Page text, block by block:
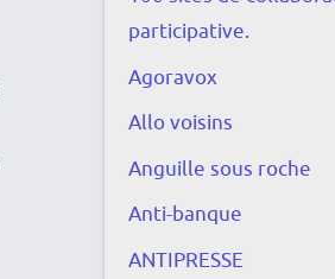
participative.
Agoravox
Allo voisins
Anguille sous roche
Anti-banque
ANTIPRESSE